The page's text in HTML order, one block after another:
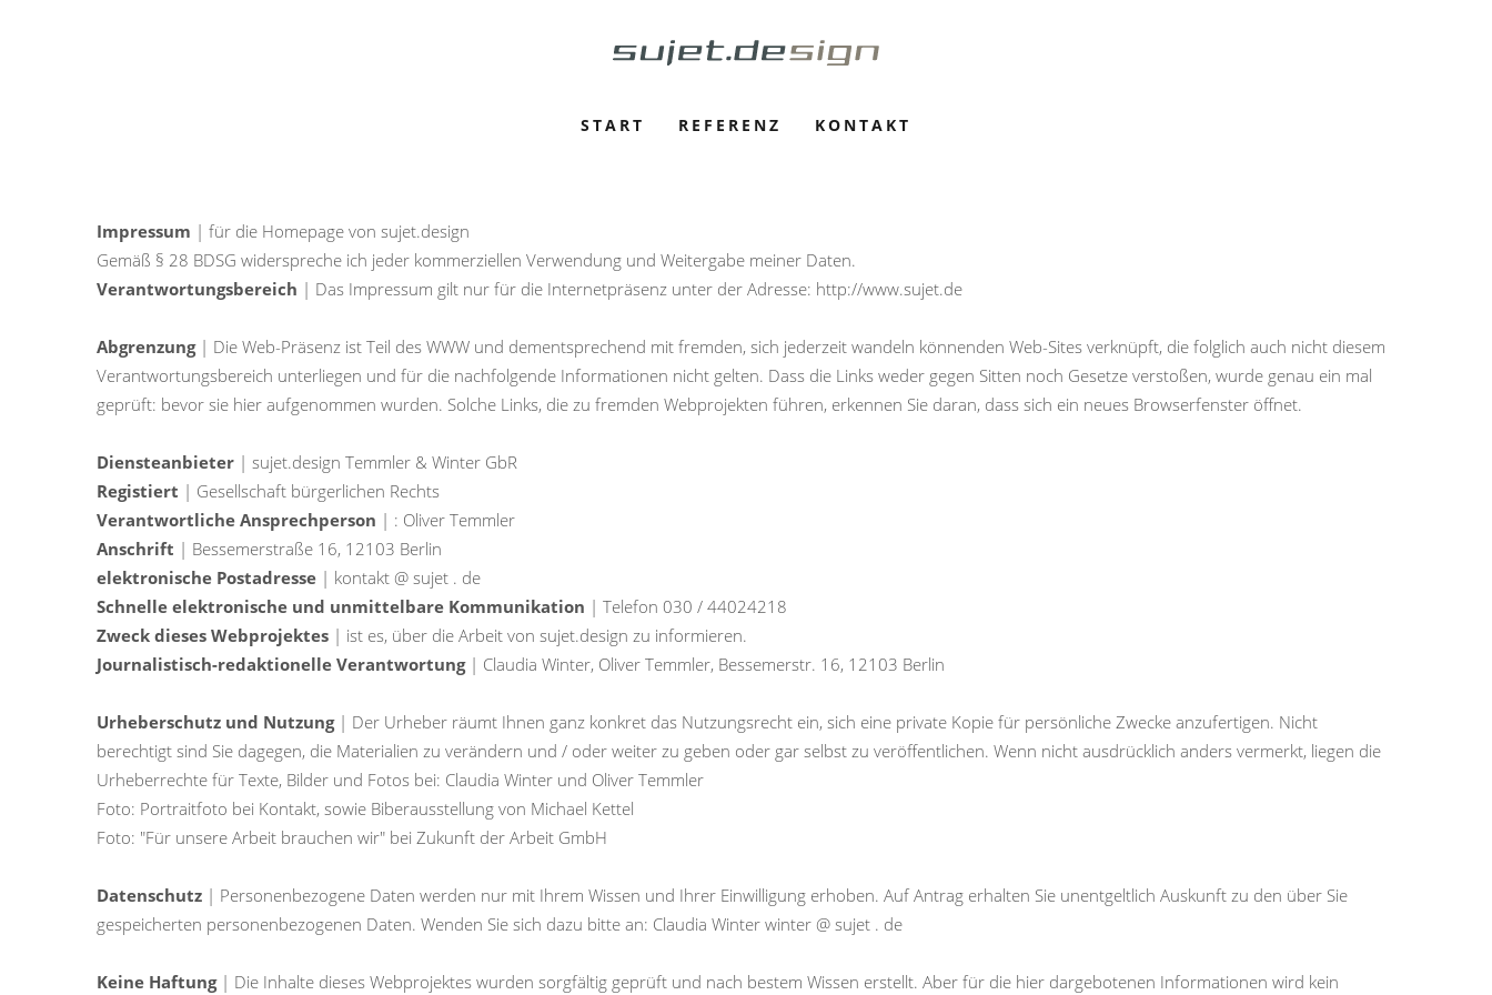
START REFERENZ KONTAKT
Impressum | für die Homepage von sujet.design
Gemäß § 28 BDSG widerspreche ich jeder kommerziellen Verwendung und Weitergabe meiner Daten.
Verantwortungsbereich | Das Impressum gilt nur für die Internetpräsenz unter der Adresse: http://www.sujet.de
Abgrenzung| Die Web-Präsenz ist Teil des WWW und dementsprechend mit fremden, sich jederzeit wandeln könnenden Web-Sites verknüpft, die folglich auch nicht diesem
Verantwortungsbereich unterliegen und für die nachfolgende Informationen nicht gelten. Dass die Links weder gegen Sitten noch Gesetze verstoßen, wurde genau ein mal
geprüft: bevor sie hier aufgenommen wurden. Solche Links, die zu fremden Webprojekten führen, erkennen Sie daran, dass sich ein neues Browserfenster öffnet.
Diensteanbieter | sujet.design Temmler & Winter GbR
Registiert | Gesellschaft bürgerlichen Rechts
Verantwortliche Ansprechperson | : Oliver Temmler
Anschrift | Bessemerstraße 16, 12103 Berlin
elektronische Postadresse | kontakt @ sujet . de
Schnelle elektronische und unmittelbare Kommunikation | Telefon 030 / 44024218
Zweck dieses Webprojektes | ist es, über die Arbeit von sujet.design zu informieren.
Journalistisch-redaktionelle Verantwortung| Claudia Winter, Oliver Temmler, Bessemerstr. 16, 12103 Berlin
Urheberschutz und Nutzung| Der Urheber räumt Ihnen ganz konkret das Nutzungsrecht ein, sich eine private Kopie für persönliche Zwecke anzufertigen. Nicht
berechtigt sind Sie dagegen, die Materialien zu verändern und / oder weiter zu geben oder gar selbst zu veröffentlichen. Wenn nicht ausdrücklich anders vermerkt, liegen die
Urheberrechte für Texte, Bilder und Fotos bei: Claudia Winter und Oliver Temmler
Foto: Portraitfoto bei Kontakt, sowie Biberausstellung von Michael Kettel
Foto: "Für unsere Arbeit brauchen wir" bei Zukunft der Arbeit GmbH
Datenschutz | Personenbezogene Daten werden nur mit Ihrem Wissen und Ihrer Einwilligung erhoben. Auf Antrag erhalten Sie unentgeltlich Auskunft zu den über Sie
gespeicherten personenbezogenen Daten. Wenden Sie sich dazu bitte an: Claudia Winter winter @ sujet . de
Keine Haftung| Die Inhalte dieses Webprojektes wurden sorgfältig geprüft und nach bestem Wissen erstellt. Aber für die hier dargebotenen Informationen wird kein